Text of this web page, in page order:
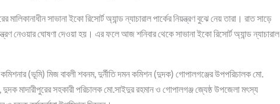
সাভানা ইকো রিসোর্ট অ্যান্ড ন্যাচারাল পার্কের নিয়ন্ত্রণ বুঝে নেয় তারা। রাত সাড়ে
নেওয়ার ঘোষণা দেওয়া হয়। এর ফলে আজ শনিবার থেকে সাভানা ইকো রিসোর্ট অ্যান্ড ন্যাচারাল
(ভূমি) মিজ বাবলী শবনম, দুর্নীতি দমন কমিশন (দুদক) গোপালগঞ্জের উপপরিচালক মো.
মাদারীপুরের সহকারী পরিচালক মো.সাইদুর রহমান ও গোপালগঞ্জ জ্যেষ্ঠ উপজেলা মৎস্য